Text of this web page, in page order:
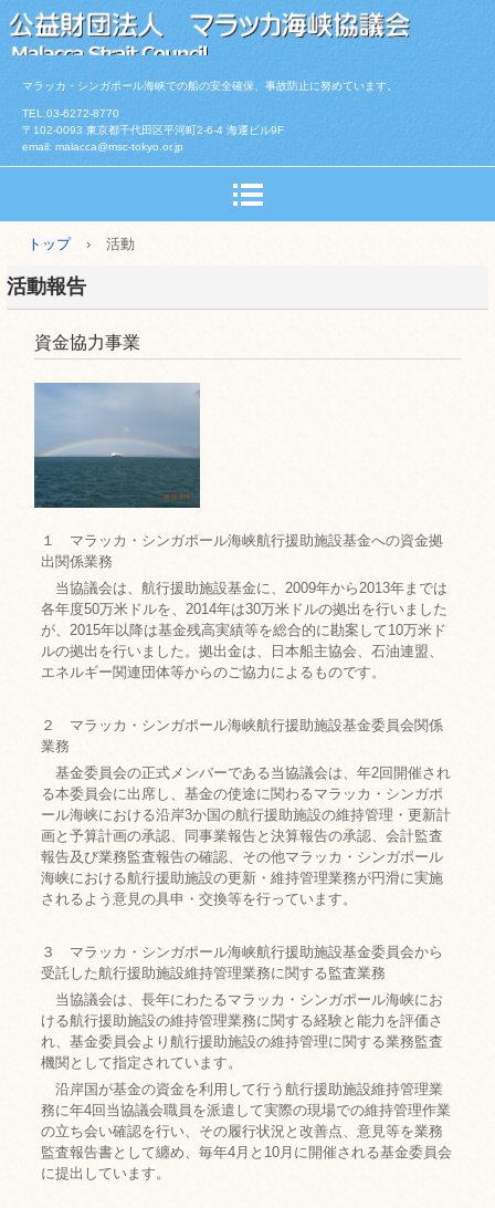
マラッカ・シンガポール海峡での船の安全確保、事故防止に努めています。
TEL.03-6272-8770
〒102-0093 東京都千代田区平河町2-6-4 海運ビル9F
email: malacca@msc-tokyo.or.jp
トップ › 活動
活動報告
資金協力事業
１ マラッカ・シンガポール海峡航行援助施設基金への資金拠
出関係業務
当協議会は、航行援助施設基金に、2009年から2013年までは
各年度50万米ドルを、2014年は30万米ドルの拠出を行いました
が、2015年以降は基金残高実績等を総合的に勘案して10万米ド
ルの拠出を行いました。拠出金は、日本船主協会、石油連盟、
エネルギー関連団体等からのご協力によるものです。
２ マラッカ・シンガポール海峡航行援助施設基金委員会関係
業務
基金委員会の正式メンバーである当協議会は、年2回開催され
る本委員会に出席し、基金の使途に関わるマラッカ・シンガポ
ール海峡における沿岸3か国の航行援助施設の維持管理・更新計
画と予算計画の承認、同事業報告と決算報告の承認、会計監査
報告及び業務監査報告の確認、その他マラッカ・シンガポール
海峡における航行援助施設の更新・維持管理業務が円滑に実施
されるよう意見の具申・交換等を行っています。
３ マラッカ・シンガポール海峡航行援助施設基金委員会から
受託した航行援助施設維持管理業務に関する監査業務
当協議会は、長年にわたるマラッカ・シンガポール海峡にお
ける航行援助施設の維持管理業務に関する経験と能力を評価さ
れ、基金委員会より航行援助施設の維持管理に関する業務監査
機関として指定されています。
沿岸国が基金の資金を利用して行う航行援助施設維持管理業
務に年4回当協議会職員を派遣して実際の現場での維持管理作業
の立ち会い確認を行い、その履行状況と改善点、意見等を業務
監査報告書として纏め、毎年4月と10月に開催される基金委員会
に提出しています。